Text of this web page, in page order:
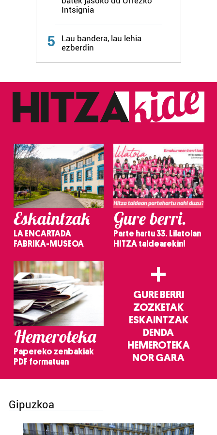
Intsignia
5
Lau bandera, lau lehia
ezberdin
Eskaintzak
LA ENCARTADA
FABRIKA-MUSEOA
Gure berri.
Parte hartu 33. Lilatoian
HITZA taldearekin!
Hemeroteka
Papereko zenbakiak
PDF formatuan
+
GURE BERRI
ZOZKETAK
ESKAINTZAK
DENDA
HEMEROTEKA
NOR GARA
Gipuzkoa